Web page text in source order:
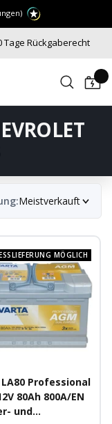
Tage Rückgaberecht
Meistverkauft
MÖGLICH
Professional
80Ah 800A/EN
und